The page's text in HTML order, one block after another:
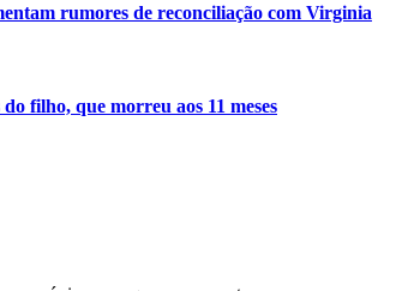
rumores de reconciliação com Virginia
filho, que morreu aos 11 meses